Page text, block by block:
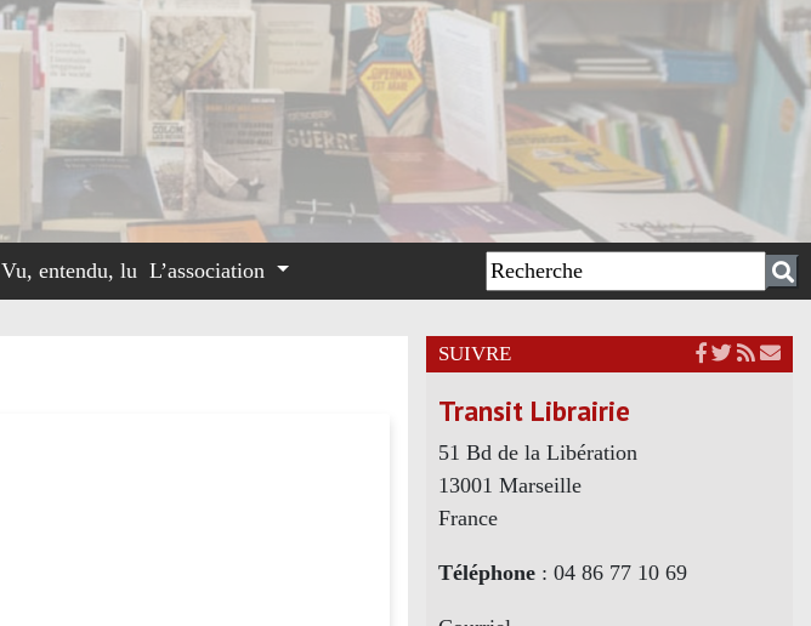
Vu, entendu, lu L’association
SUIVRE
Transit Librairie
51 Bd de la Libération
13001 Marseille
France
Téléphone: 04 86 77 10 69